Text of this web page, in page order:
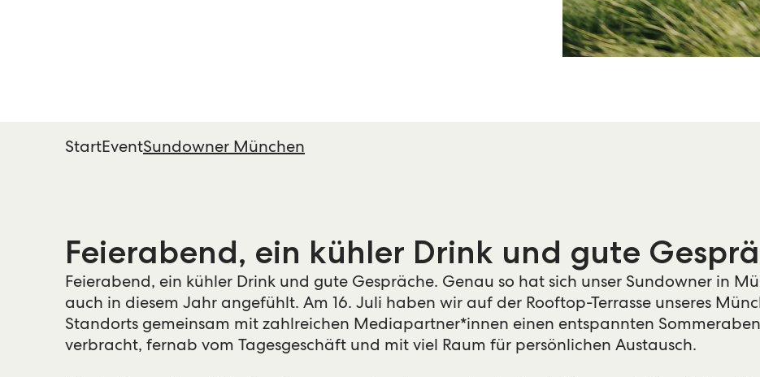
StartEventSundowner München
Feierabend, ein kühler Drink und gute
Feierabend, ein kühler Drink und gute Gespräche. Genau so hat sich unser Sundowner in
auch in diesem Jahr angefühlt. Am 16. Juli haben wir auf der Rooftop-Terrasse unseres
Standorts gemeinsam mit zahlreichen Mediapartner*innen einen entspannten
verbracht, fernab vom Tagesgeschäft und mit viel Raum für persönlichen Austausch.